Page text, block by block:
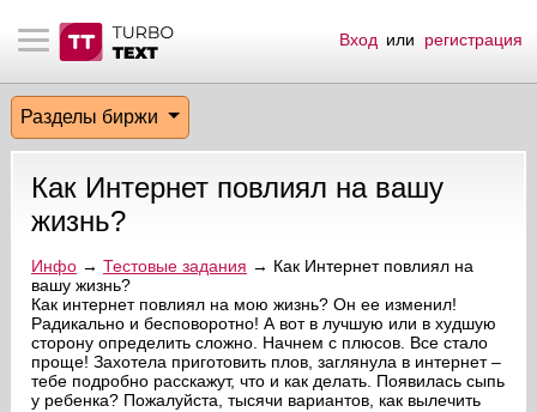
материалы
биржи
пользователи
эфир
на сайте
пользователей
сообщения
по форуму
Вход или регистрация
Разделы биржи
Как Интернет повлиял на вашу
жизнь?
Инфо→ Тестовые задания → Как Интернет повлиял на
вашу жизнь?
Как интернет повлиял на мою жизнь? Он ее изменил!
Радикально и бесповоротно! А вот в лучшую или в худшую
сторону определить сложно. Начнем с плюсов. Все стало
проще! Захотела приготовить плов, заглянула в интернет –
тебе подробно расскажут, что и как делать. Появилась сыпь
у ребенка? Пожалуйста, тысячи вариантов, как вылечить